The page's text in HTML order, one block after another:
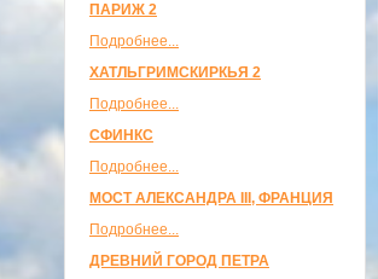
ПАРИЖ 2
Подробнее...
ХАТЛЬГРИМСКИРКЬЯ 2
Подробнее...
СФИНКС
Подробнее...
МОСТ АЛЕКСАНДРА III, ФРАНЦИЯ
Подробнее...
ДРЕВНИЙ ГОРОД ПЕТРА